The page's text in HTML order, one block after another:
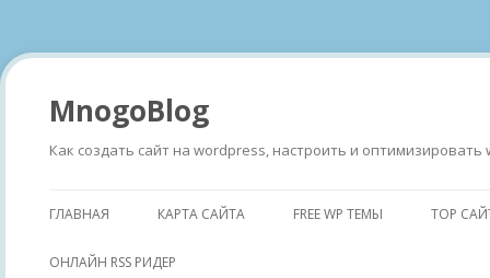
MnogoBlog
Как создать сайт на wordpress, настроить и оптимизировать
ГЛАВНАЯ КАРТА САЙТА FREE WP ТЕМЫ TOP
ОНЛАЙН RSS РИДЕР